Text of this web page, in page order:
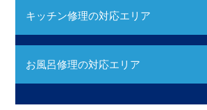
キッチン修理の対応エリア
お風呂修理の対応エリア